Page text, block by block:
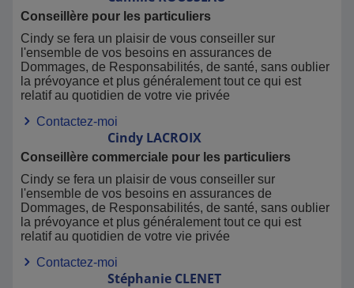
Conseillère pour les particuliers
Cindy se fera un plaisir de vous conseiller sur
l'ensemble de vos besoins en assurances de
Dommages, de Responsabilités, de santé, sans oublier
la prévoyance et plus généralement tout ce qui est
relatif au quotidien de votre vie privée
Contactez-moi
Cindy LACROIX
Conseillère commerciale pour les particuliers
Cindy se fera un plaisir de vous conseiller sur
l'ensemble de vos besoins en assurances de
Dommages, de Responsabilités, de santé, sans oublier
la prévoyance et plus généralement tout ce qui est
relatif au quotidien de votre vie privée
Contactez-moi
Stéphanie CLENET